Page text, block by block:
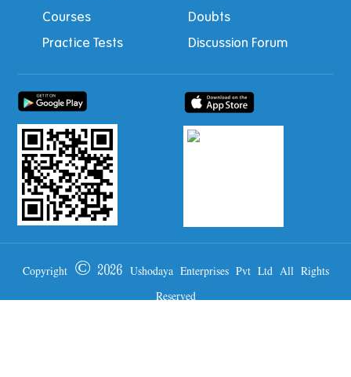
Courses
Doubts
Practice Tests
Discussion Forum
Copyright © 2026 Ushodaya Enterprises Pvt Ltd All Rights
Reserved